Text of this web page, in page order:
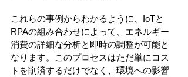
これらの事例からわかるように、IoTと
RPAの組み合わせによって、エネルギー
消費の詳細な分析と即時の調整が可能と
なります。このプロセスはただ単にコス
トを削済するだけでなく、環境への影響